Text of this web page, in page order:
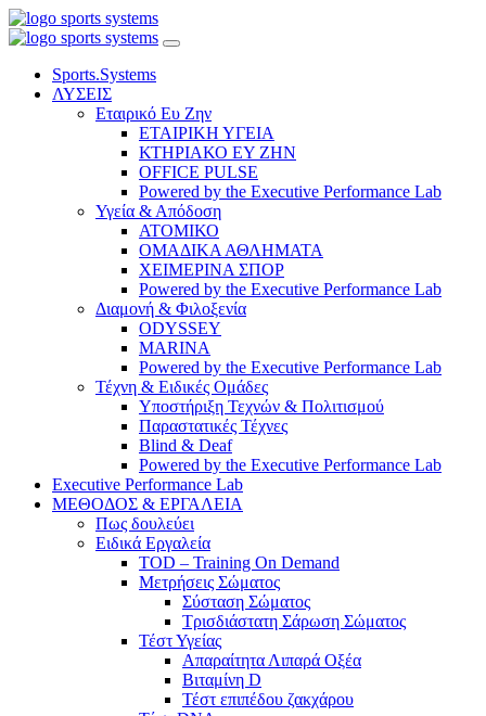
Sports.Systems
ΛΥΣΕΙΣ
Εταιρικό Ευ Ζην
ΕΤΑΙΡΙΚΗ ΥΓΕΙΑ
ΚΤΗΡΙΑΚΟ ΕΥ ΖΗΝ
OFFICE PULSE
Powered by the Executive Performance Lab
Υγεία & Απόδοση
ΑΤΟΜΙΚΟ
ΟΜΑΔΙΚΑ ΑΘΛΗΜΑΤΑ
ΧΕΙΜΕΡΙΝΑ ΣΠΟΡ
Powered by the Executive Performance Lab
Διαμονή & Φιλοξενία
ODYSSEY
MARINA
Powered by the Executive Performance Lab
Τέχνη & Ειδικές Ομάδες
Υποστήριξη Τεχνών & Πολιτισμού
Παραστατικές Τέχνες
Blind & Deaf
Powered by the Executive Performance Lab
Executive Performance Lab
ΜΕΘΟΔΟΣ & ΕΡΓΑΛΕΙΑ
Πως δουλεύει
Ειδικά Εργαλεία
TOD – Training On Demand
Μετρήσεις Σώματος
Σύσταση Σώματος
Τρισδιάστατη Σάρωση Σώματος
Τέστ Υγείας
Απαραίτητα Λιπαρά Οξέα
Βιταμίνη D
Τέστ επιπέδου ζακχάρου